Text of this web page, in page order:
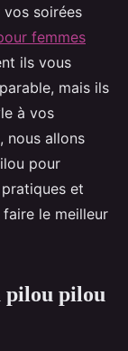
soirées
femmes
ils vous
mais ils
à vos
nous allons
pour
et
le meilleur
pilou pilou